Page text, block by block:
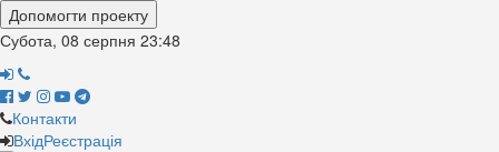
Допомогти проекту
Субота, 08 серпня 23:48
Контакти
ВхідРеєстрація